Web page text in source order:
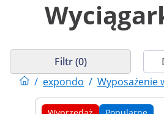
/ expondo / Wyposażenie
Filtr (0)